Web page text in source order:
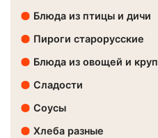
Блюда из птицы и дичи
Пироги старорусские
Блюда из овощей и круп
Сладости
Соусы
Хлеба разные